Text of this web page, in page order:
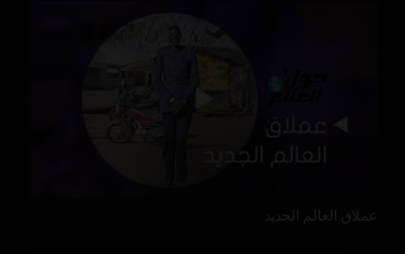
عملاق العالم الجديد